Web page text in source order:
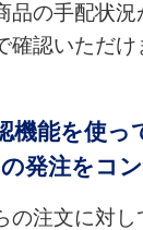
品の手配状況
確認いただけ
機能を使っ
の発注をコ
の注文に対し